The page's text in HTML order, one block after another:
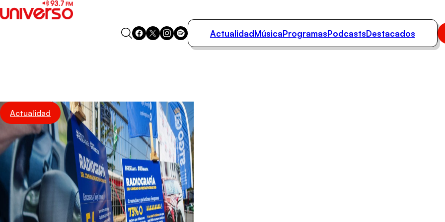
Podcasts
Destacados
ActualidadMúsicaProgramasPodcastsDestacados
Actualidad